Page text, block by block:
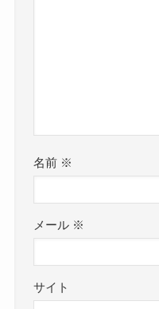
名前 ※
メール ※
サイト